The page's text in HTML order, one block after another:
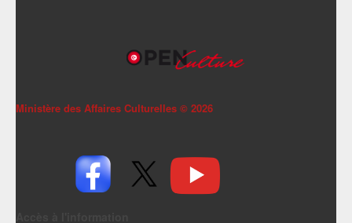
Ministère des Affaires Culturelles © 2026